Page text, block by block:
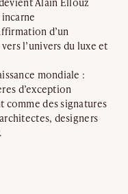
d’un
l’univers du luxe et
mondiale :
d’exception
comme des signatures
designers